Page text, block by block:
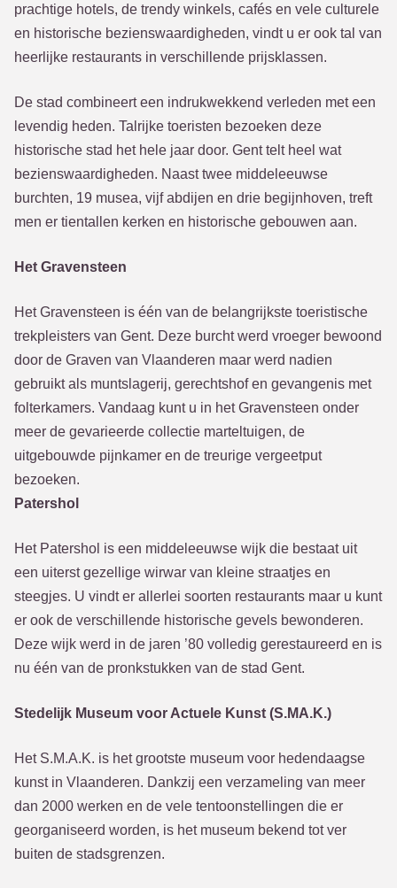
prachtige hotels, de trendy winkels, cafés en vele culturele
en historische bezienswaardigheden, vindt u er ook tal van
heerlijke restaurants in verschillende prijsklassen.
De stad combineert een indrukwekkend verleden met een
levendig heden. Talrijke toeristen bezoeken deze
historische stad het hele jaar door. Gent telt heel wat
bezienswaardigheden. Naast twee middeleeuwse
burchten, 19 musea, vijf abdijen en drie begijnhoven, treft
men er tientallen kerken en historische gebouwen aan.
Het Gravensteen
Het Gravensteen is één van de belangrijkste toeristische
trekpleisters van Gent. Deze burcht werd vroeger bewoond
door de Graven van Vlaanderen maar werd nadien
gebruikt als muntslagerij, gerechtshof en gevangenis met
folterkamers. Vandaag kunt u in het Gravensteen onder
meer de gevarieerde collectie marteltuigen, de
uitgebouwde pijnkamer en de treurige vergeetput
bezoeken.
Patershol
Het Patershol is een middeleeuwse wijk die bestaat uit
een uiterst gezellige wirwar van kleine straatjes en
steegjes. U vindt er allerlei soorten restaurants maar u kunt
er ook de verschillende historische gevels bewonderen.
Deze wijk werd in de jaren ’80 volledig gerestaureerd en is
nu één van de pronkstukken van de stad Gent.
Stedelijk Museum voor Actuele Kunst (S.MA.K.)
Het S.M.A.K. is het grootste museum voor hedendaagse
kunst in Vlaanderen. Dankzij een verzameling van meer
dan 2000 werken en de vele tentoonstellingen die er
georganiseerd worden, is het museum bekend tot ver
buiten de stadsgrenzen.